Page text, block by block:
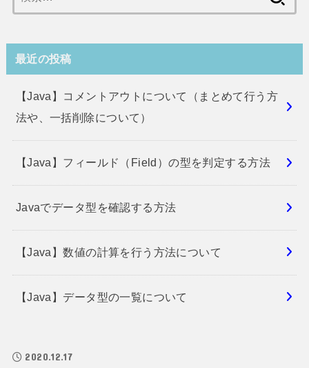
索:
最近の投稿
【Java】コメントアウトについて（まとめて行う方
法や、一括削除について）
【Java】フィールド（Field）の型を判定する方法
Javaでデータ型を確認する方法
【Java】数値の計算を行う方法について
【Java】データ型の一覧について
2020.12.17